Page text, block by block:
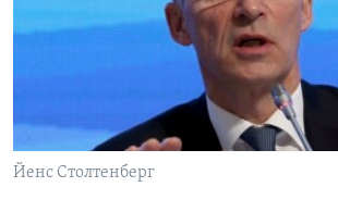
Learning English
Йенс Столтенберг